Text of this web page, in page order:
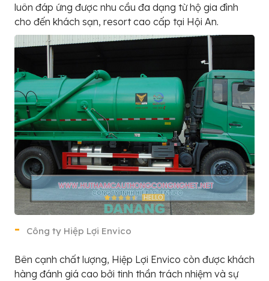
luôn đáp ứng được nhu cầu đa dạng từ hộ gia đình
cho đến khách sạn, resort cao cấp tại Hội An.
Công ty Hiệp Lợi Envico
Bên cạnh chất lượng, Hiệp Lợi Envico còn được khách
hàng đánh giá cao bởi tinh thần trách nhiệm và sự